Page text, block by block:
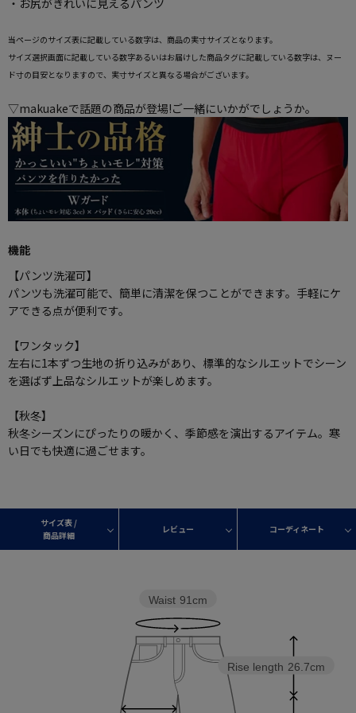
当ページのサイズ表に記載している数字は、商品の実寸サイズとなります。
サイズ選択画面に記載している数字あるいはお届けした商品タグに記載している数字は、ヌー
ド寸の目安となりますので、実寸サイズと異なる場合がございます。
▽makuakeで話題の商品が登場!ご一緒にいかがでしょうか。
機能
【パンツ洗濯可】
パンツも洗濯可能で、簡単に清潔を保つことができます。手軽にケ
アできる点が便利です。
【ワンタック】
左右に1本ずつ生地の折り込みがあり、標準的なシルエットでシーン
を選ばず上品なシルエットが楽しめます。
【秋冬】
秋冬シーズンにぴったりの暖かく、季節感を演出するアイテム。寒
い日でも快適に過ごせます。
サイズ表 /
商品詳細
レビュー コーディネート
Rise length 26.7cm
Waist 91cm